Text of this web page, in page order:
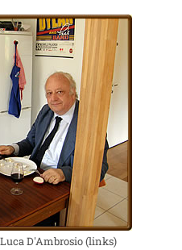
D'Ambrosio (links)